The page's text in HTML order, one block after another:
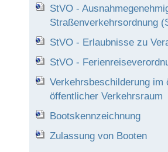
StVO -
Straßenverkehrsordnung
StVO - Erlaubnisse zu
StVO -
Verkehrsbeschilderung
öffentlicher Verkehrsraum
Bootskennzeichnung
Zulassung von Booten